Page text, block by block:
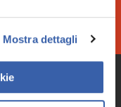
Mostra dettagli